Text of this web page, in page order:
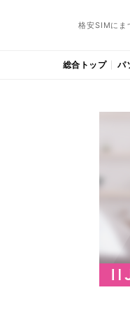
格安SIMにま
総合トップ パ